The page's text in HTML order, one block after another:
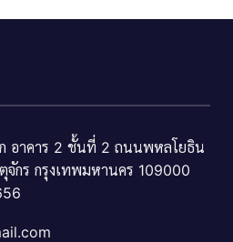
อาคาร 2 ชั้นที่ 2 ถนนพหลโยธิน
จักร กรุงเทพมหานคร 109000